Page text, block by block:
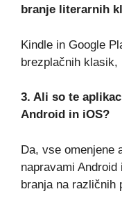
branje literarnih
Kindle in Google
brezplačnih klasik,
3. Ali so te
Android in iOS?
Da, vse omenjene
napravami
branja na različnih